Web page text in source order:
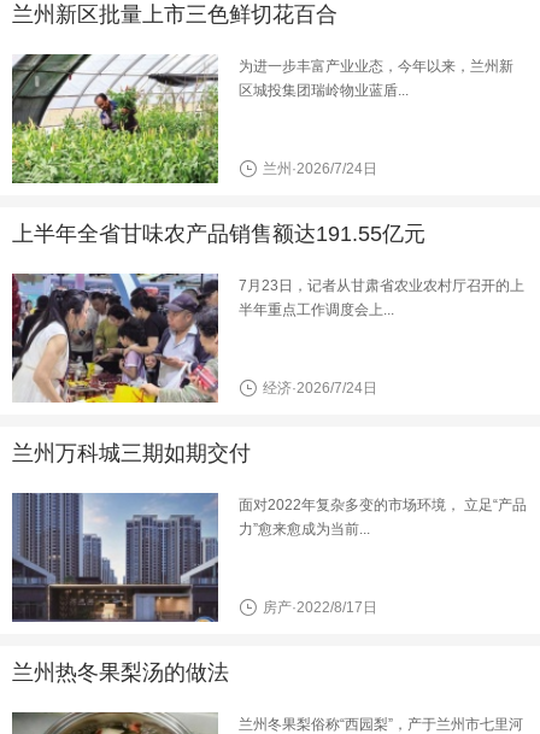
兰州新区批量上市三色鲜切花百合
为进一步丰富产业业态，今年以来，兰州新
区城投集团瑞岭物业蓝盾...
兰州·2026/7/24日
上半年全省甘味农产品销售额达191.55亿元
7月23日，记者从甘肃省农业农村厅召开的上
半年重点工作调度会上...
经济·2026/7/24日
兰州万科城三期如期交付
面对2022年复杂多变的市场环境， 立足“产品
力”愈来愈成为当前...
房产·2022/8/17日
兰州热冬果梨汤的做法
兰州冬果梨俗称“西园梨”，产于兰州市七里河